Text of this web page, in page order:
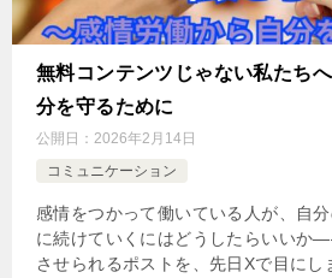
無料コンテンツじゃない私たち
分を守るために
公開日： 2026年2月14日
コミュニケーション
感情をつかって働いている人が、自
に続けていくにはどうしたらいいか
させられるポストを、先日Xで目にし